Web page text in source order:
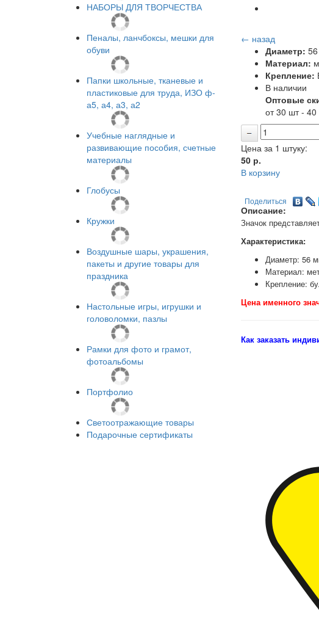
НАБОРЫ ДЛЯ ТВОРЧЕСТВА
Пеналы, ланчбоксы, мешки для
обуви
Папки школьные, тканевые и
пластиковые для труда, ИЗО ф-
а5, а4, а3, а2
Учебные наглядные и
развивающие пособия, счетные
материалы
Глобусы
Кружки
Воздушные шары, украшения,
пакеты и другие товары для
праздника
Настольные игры, игрушки и
головоломки, пазлы
Рамки для фото и грамот,
фотоальбомы
Портфолио
Светоотражающие товары
Подарочные сертификаты
← назад
Диаметр:
Материал:
Крепление:
В наличии
Оптовые
от 30 шт - 40
Цена за 1 штуку:
50р.
В корзину
Поделиться
Описание:
Значок
Характеристика:
Диаметр: 56
Материал:
Крепление:
Цена именного
Как заказать